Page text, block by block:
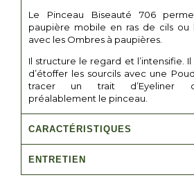
Le Pinceau Biseauté 706
paupière mobile en ras de cils ou
avec les Ombres à paupières.
Il structure le regard et l’intensifie.
d’étoffer les sourcils avec une
tracer un trait d’Eyeliner
préalablement le pinceau.
CARACTÉRISTIQUES
ENTRETIEN